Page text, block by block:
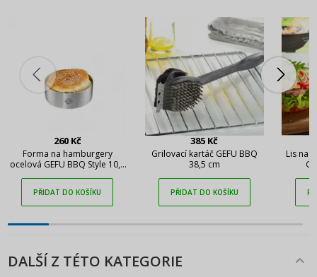
260 Kč
Forma na hamburgery
ocelová GEFU BBQ Style 10,8
PŘIDAT DO KOŠÍKU
385 Kč
Grilovací kartáč GEFU BBQ
38,5 cm
PŘIDAT DO KOŠÍKU
Lis na
DALŠÍ Z TÉTO KATEGORIE